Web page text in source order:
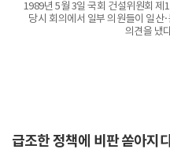
1989년 5월 3일 국회 건설위원회 제
당시 회의에서 일부 의원들이 일산
의견을 냈
급조한 정책에 비판 쏟아지